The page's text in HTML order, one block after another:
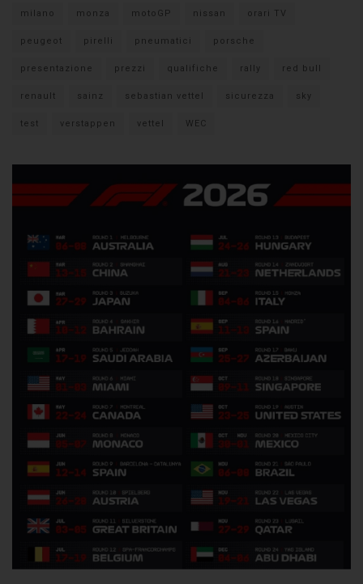
milano monza motoGP nissan orari TV
peugeot pirelli pneumatici porsche
presentazione prezzi qualifiche rally red bull
renault sainz sebastian vettel sicurezza sky
test verstappen vettel WEC